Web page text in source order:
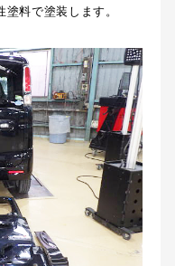
料で塗装します。